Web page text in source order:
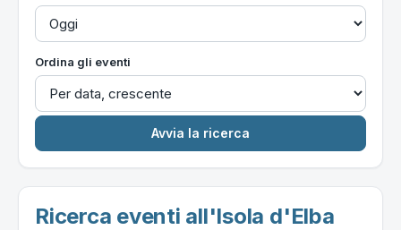
Ordina gli eventi
Ricerca eventi all'Isola d'Elba